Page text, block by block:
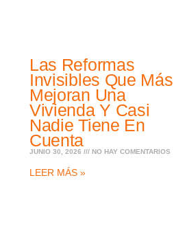
Las Reformas
Invisibles Que Más
Mejoran Una
Vivienda Y Casi
Nadie Tiene En
Cuenta
JUNIO 30, 2026 NO HAY COMENTARIOS
LEER MÁS »